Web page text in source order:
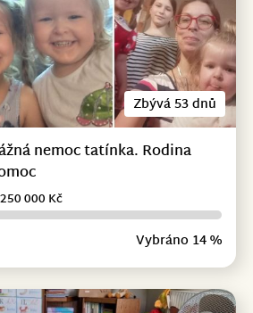
Zbývá 53 dnů
nemoc tatínka. Rodina
Vybráno 14 %
000 Kč